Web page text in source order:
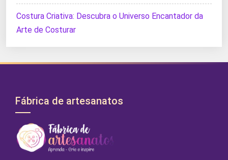
Costura Criativa: Descubra o Universo Encantador da
Arte de Costurar
Fábrica de artesanatos